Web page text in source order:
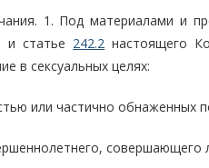
1. Под материалами и
и статье 242.2 настоящего
в сексуальных целях:
или частично обнаженных
совершающего